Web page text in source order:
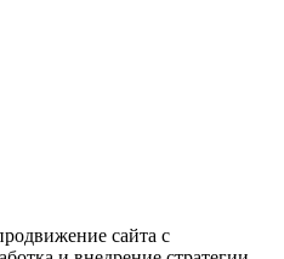
сайта с